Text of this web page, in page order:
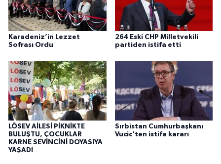
Karadeniz’in Lezzet
Sofrası Ordu
264 Eski CHP Milletvekili
partiden istifa etti
LÖSEV AİLESİ PİKNİKTE
BULUŞTU, ÇOCUKLAR
KARNE SEVİNCİNİ DOYASIYA
YAŞADI
Sırbistan Cumhurbaşkanı
Vucic'ten istifa kararı